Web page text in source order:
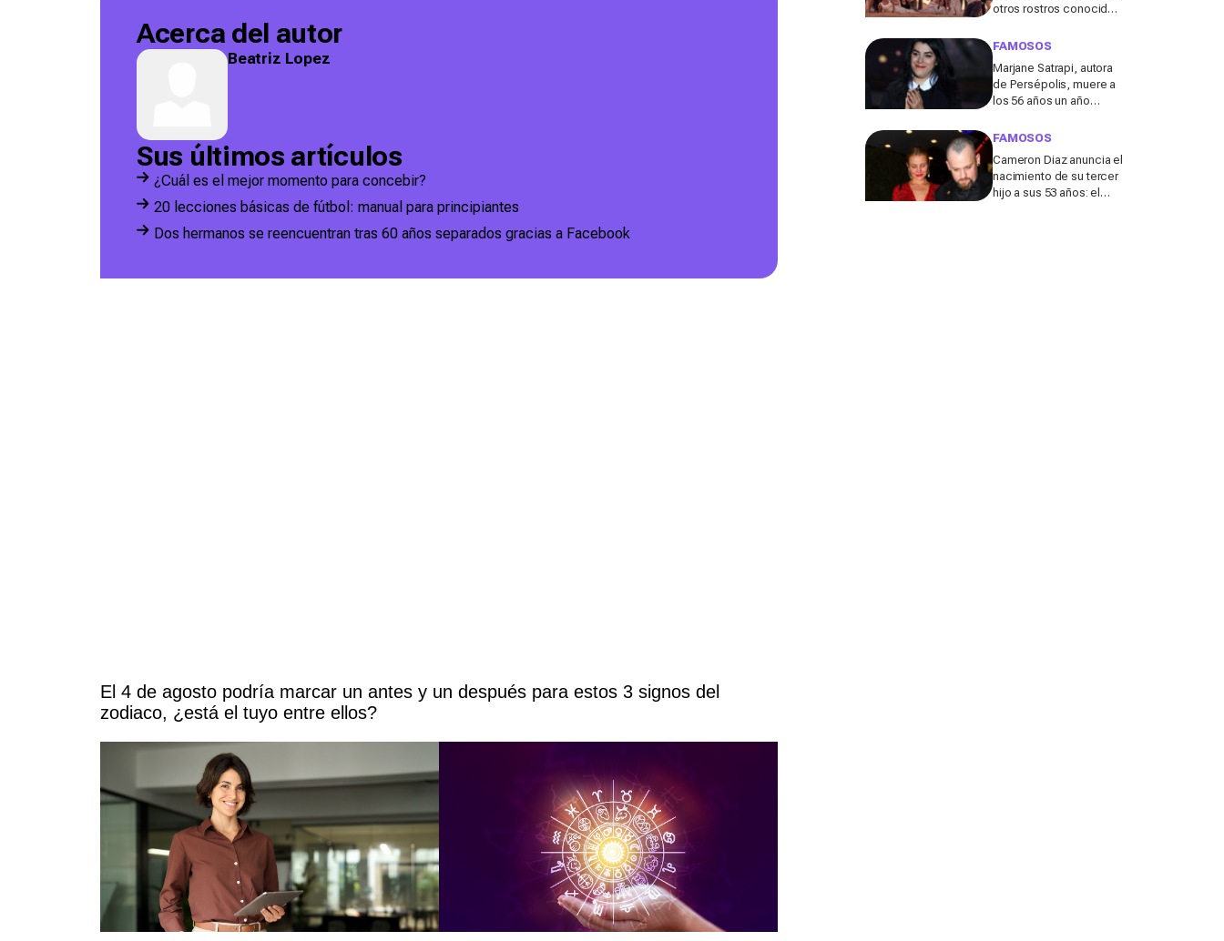
Acerca del autor
Beatriz Lopez
Sus últimos artículos
¿Cuál es el mejor momento para concebir?
20 lecciones básicas de fútbol: manual para principiantes
Dos hermanos se reencuentran tras 60 años separados gracias a Facebook
El 4 de agosto podría marcar un antes y un después para estos 3 signos del
zodiaco, ¿está el tuyo entre ellos?
otros rostros conocidos
segunda edición de
Desierto'
FAMOSOS
Marjane Satrapi, autora
de Persépolis, muere a
los 56 años un año
de su marido
FAMOSOS
Cameron Diaz anuncia el
nacimiento de su tercer
hijo a sus 53 años: el